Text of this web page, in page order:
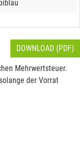
DOWNLOAD (PDF)
Mehrwertsteuer.
der Vorrat